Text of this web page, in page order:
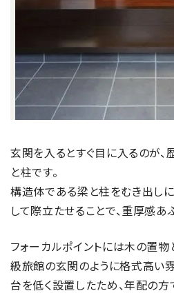
玄関を入るとすぐ目に入るのが
と柱です。
構造体である梁と柱をむき出し
して際立たせることで、重厚感あ
フォーカルポイントには木の置
級旅館の玄関のように格式高い
台を低く設置したため、年配の